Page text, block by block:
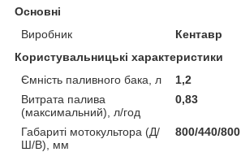
Основні
Виробник
Кентавр
Користувальницькі характеристики
Ємність паливного бака, л
1,2
Витрата палива
(максимальний), л/год
0,83
Габариті мотокультора (Д/
Ш/В), мм
800/440/800